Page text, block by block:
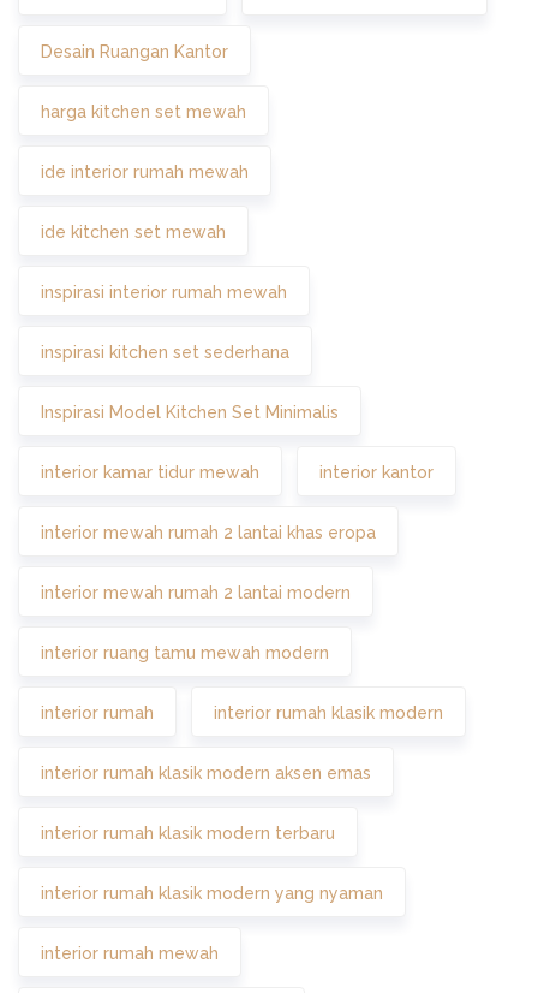
Desain Ruangan Kantor
harga kitchen set mewah
ide interior rumah mewah
ide kitchen set mewah
inspirasi interior rumah mewah
inspirasi kitchen set sederhana
Inspirasi Model Kitchen Set Minimalis
interior kamar tidur mewah interior kantor
interior mewah rumah 2 lantai khas eropa
interior mewah rumah 2 lantai modern
interior ruang tamu mewah modern
interior rumah interior rumah klasik modern
interior rumah klasik modern aksen emas
interior rumah klasik modern terbaru
interior rumah klasik modern yang nyaman
interior rumah mewah